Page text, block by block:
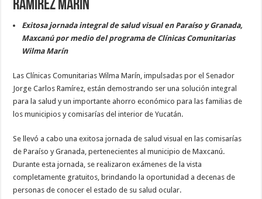
Ramírez Marín
Exitosa jornada integral de salud visual en Paraíso y Granada,
Maxcanú por medio del programa de Clínicas Comunitarias
Wilma Marín
Las Clínicas Comunitarias Wilma Marín, impulsadas por el Senador
Jorge Carlos Ramírez, están demostrando ser una solución integral
para la salud y un importante ahorro económico para las familias de
los municipios y comisarías del interior de Yucatán.
Se llevó a cabo una exitosa jornada de salud visual en las comisarías
de Paraíso y Granada, pertenecientes al municipio de Maxcanú.
Durante esta jornada, se realizaron exámenes de la vista
completamente gratuitos, brindando la oportunidad a decenas de
personas de conocer el estado de su salud ocular.